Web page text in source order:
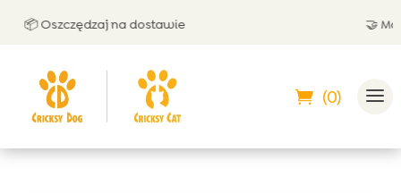
na dostawie 🤝 Możesz
(0)